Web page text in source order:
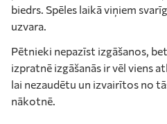
biedrs. Spēles laikā viņiem
uzvara.
Pētnieki nepazīst izgāšanos,
izpratnē izgāšanās ir vēl viens
lai nezaudētu un izvairītos no
nākotnē.